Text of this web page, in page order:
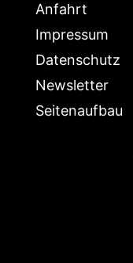
Anfahrt
Impressum
Datenschutz
Newsletter
Seitenaufbau